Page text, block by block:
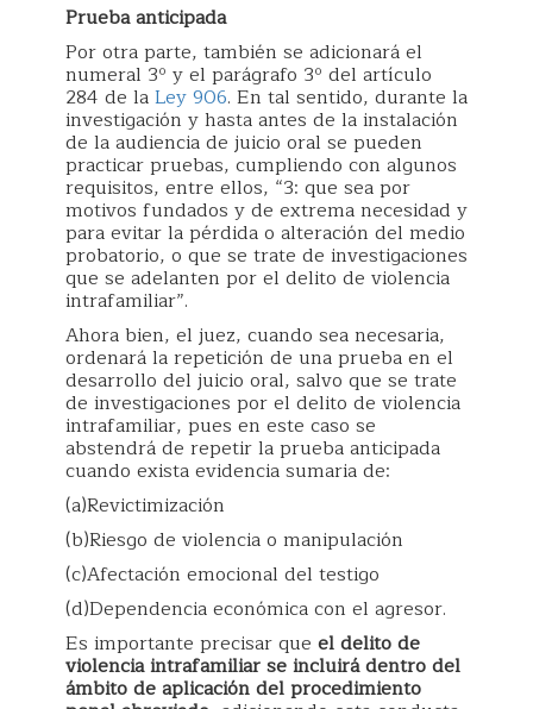
Prueba anticipada
Por otra parte, también se adicionará el
numeral 3º y el parágrafo 3º del artículo
284 de laLey 906. En tal sentido, durante la
investigación y hasta antes de la instalación
de la audiencia de juicio oral se pueden
practicar pruebas, cumpliendo con algunos
requisitos, entre ellos, “3: que sea por
motivos fundados y de extrema necesidad y
para evitar la pérdida o alteración del medio
probatorio, o que se trate de investigaciones
que se adelanten por el delito de violencia
intrafamiliar”.
Ahora bien, el juez, cuando sea necesaria,
ordenará la repetición de una prueba en el
desarrollo del juicio oral, salvo que se trate
de investigaciones por el delito de violencia
intrafamiliar, pues en este caso se
abstendrá de repetir la prueba anticipada
cuando exista evidencia sumaria de:
(a)Revictimización
(b)Riesgo de violencia o manipulación
(c)Afectación emocional del testigo
(d)Dependencia económica con el agresor.
Es importante precisar que el delito de
violencia intrafamiliar se incluirá dentro del
ámbito de aplicación del procedimiento